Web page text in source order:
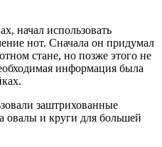
начал использовать
нот. Сначала он придумал
стане, но позже этого не
информация была
заштрихованные
овалы и круги для большей